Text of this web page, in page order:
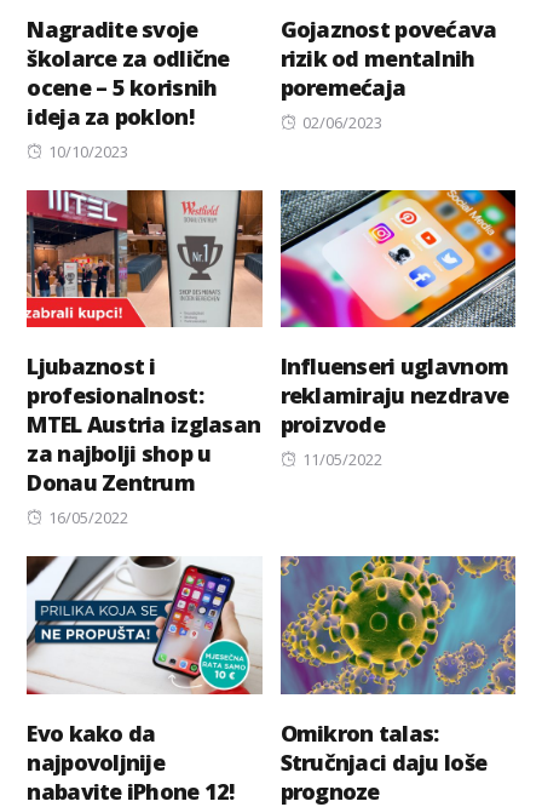
Nagradite svoje
školarce za odlične
ocene – 5 korisnih
ideja za poklon!
Posted
10/10/2023
Gojaznost povećava
rizik od mentalnih
poremećaja
Posted
02/06/2023
Ljubaznost i
profesionalnost:
MTEL Austria izglasan
za najbolji shop u
Donau Zentrum
Posted
16/05/2022
Influenseri uglavnom
reklamiraju nezdrave
proizvode
Posted
11/05/2022
Evo kako da
najpovoljnije
nabavite iPhone 12!
Omikron talas:
Stručnjaci daju loše
prognoze